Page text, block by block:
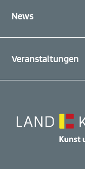
News
Veranstaltungen